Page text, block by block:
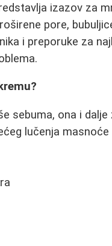
izazov za
pore,
i preporuke za
sebuma, ona i
lučenja